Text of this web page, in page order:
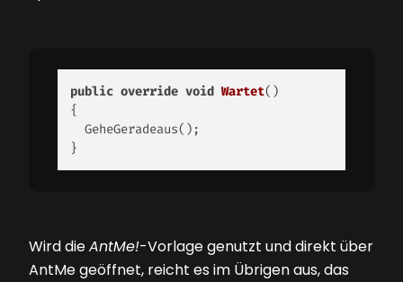
public override void Wartet()
{
}
Wird dieAntMe!-Vorlage genutzt und direkt über
AntMe geöffnet, reicht es im Übrigen aus, das